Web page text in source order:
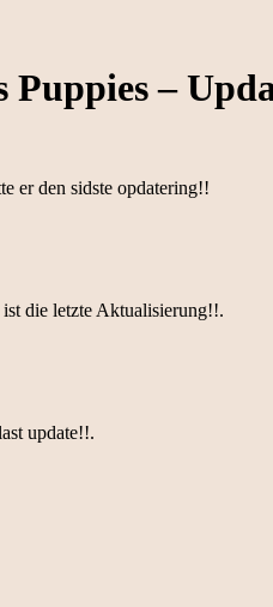
–
er den sidste opdatering!!
die letzte Aktualisierung!!.
update!!.